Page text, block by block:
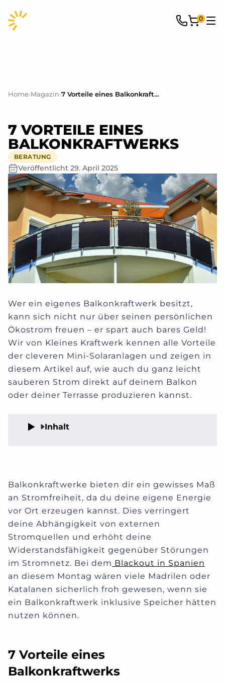
0
Home›Magazin› 7 Vorteile eines Balkonkraftwerks
7 VORTEILE EINES
BALKONKRAFTWERKS
BERATUNG
Veröffentlicht 29. April 2025
Wer ein eigenes Balkonkraftwerk besitzt,
kann sich nicht nur über seinen persönlichen
Ökostrom freuen – er spart auch bares Geld!
Wir von Kleines Kraftwerk kennen alle Vorteile
der cleveren Mini-Solaranlagen und zeigen in
diesem Artikel auf, wie auch du ganz leicht
sauberen Strom direkt auf deinem Balkon
oder deiner Terrasse produzieren kannst.
Inhalt
Balkonkraftwerke bieten dir ein gewisses Maß
an Stromfreiheit, da du deine eigene Energie
vor Ort erzeugen kannst. Dies verringert
deine Abhängigkeit von externen
Stromquellen und erhöht deine
Widerstandsfähigkeit gegenüber Störungen
im Stromnetz. Bei dem Blackout in Spanien
an diesem Montag wären viele Madrilen oder
Katalanen sicherlich froh gewesen, wenn sie
ein Balkonkraftwerk inklusive Speicher hätten
nutzen können.
7 Vorteile eines
Balkonkraftwerks